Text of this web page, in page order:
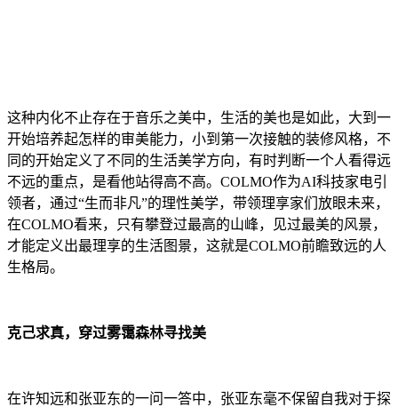
这种内化不止存在于音乐之美中，生活的美也是如此，大到一
开始培养起怎样的审美能力，小到第一次接触的装修风格，不
同的开始定义了不同的生活美学方向，有时判断一个人看得远
不远的重点，是看他站得高不高。COLMO作为AI科技家电引
领者，通过“生而非凡”的理性美学，带领理享家们放眼未来，
在COLMO看来，只有攀登过最高的山峰，见过最美的风景，
才能定义出最理享的生活图景，这就是COLMO前瞻致远的人
生格局。
克己求真，穿过雾霭森林寻找美
在许知远和张亚东的一问一答中，张亚东毫不保留自我对于探